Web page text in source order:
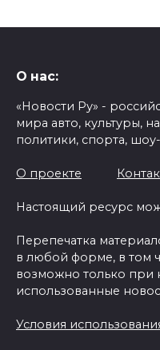
О нас:
«Новости Ру» -
мира авто, культуры,
политики, спорта,
О проекте
Настоящий ресурс
Перепечатка
в любой форме, в том
возможно только при
использованные
Условия